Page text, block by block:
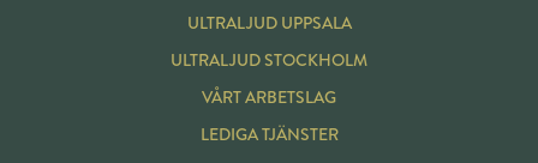
ULTRALJUD UPPSALA
ULTRALJUD STOCKHOLM
VÅRT ARBETSLAG
LEDIGA TJÄNSTER